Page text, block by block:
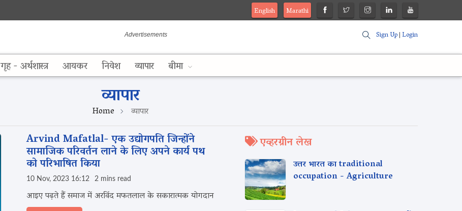
English
Marathi
Sign Up|Login
गृह - अर्थशास्त्र आयकर निवेश व्यापार बीमा
व्यापार
Home व्यापार
Arvind Mafatlal- एक उद्योगपति जिन्होंने
सामाजिक परिवर्तन लाने के लिए अपने कार्य पथ
को परिभाषित किया
10 Nov, 2023 16:12 2 mins read
आइए पढ़ते हैं समाज में अरविंद मफतलाल के सकारात्मक योगदान
एव्हरग्रीन लेख
उत्तर भारत का traditional
occupation - Agriculture